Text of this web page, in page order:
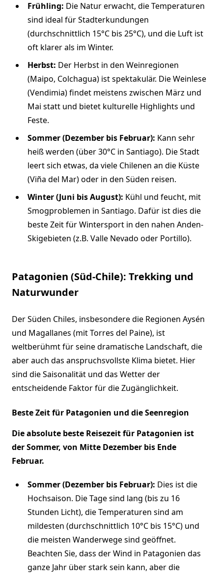
Frühling: Die Natur erwacht, die Temperaturen
sind ideal für Stadterkundungen
(durchschnittlich 15°C bis 25°C), und die Luft ist
oft klarer als im Winter.
Herbst: Der Herbst in den Weinregionen
(Maipo, Colchagua) ist spektakulär. Die Weinlese
(Vendimia) findet meistens zwischen März und
Mai statt und bietet kulturelle Highlights und
Feste.
Sommer (Dezember bis Februar): Kann sehr
heiß werden (über 30°C in Santiago). Die Stadt
leert sich etwas, da viele Chilenen an die Küste
(Viña del Mar) oder in den Süden reisen.
Winter (Juni bis August): Kühl und feucht, mit
Smogproblemen in Santiago. Dafür ist dies die
beste Zeit für Wintersport in den nahen Anden-
Skigebieten (z.B. Valle Nevado oder Portillo).
Patagonien (Süd-Chile): Trekking und
Naturwunder
Der Süden Chiles, insbesondere die Regionen Aysén
und Magallanes (mit Torres del Paine), ist
weltberühmt für seine dramatische Landschaft, die
aber auch das anspruchsvollste Klima bietet. Hier
sind die Saisonalität und das Wetter der
entscheidende Faktor für die Zugänglichkeit.
Beste Zeit für Patagonien und die Seenregion
Die absolute beste Reisezeit für Patagonien ist
der Sommer, von Mitte Dezember bis Ende
Februar.
Sommer (Dezember bis Februar): Dies ist die
Hochsaison. Die Tage sind lang (bis zu 16
Stunden Licht), die Temperaturen sind am
mildesten (durchschnittlich 10°C bis 15°C) und
die meisten Wanderwege sind geöffnet.
Beachten Sie, dass der Wind in Patagonien das
ganze Jahr über stark sein kann, aber die